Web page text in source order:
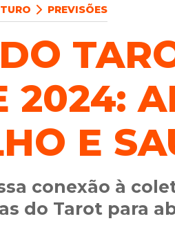
PREVISÕES
2024:
E
conexão à
do Tarot para